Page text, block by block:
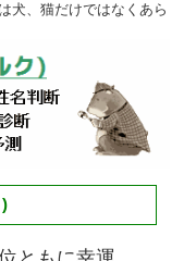
犬、猫だけではなくあら